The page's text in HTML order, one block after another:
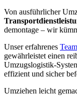
Von ausführlicher
demontage – wir
Unser erfahrenes
gewährleistet einen
Umzugslogistik-
effizient und sicher
Umziehen leicht